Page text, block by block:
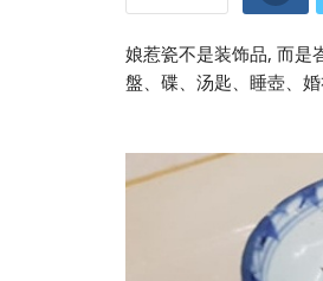
娘惹瓷不是装饰品, 而是
盤、碟、汤匙、睡壺、